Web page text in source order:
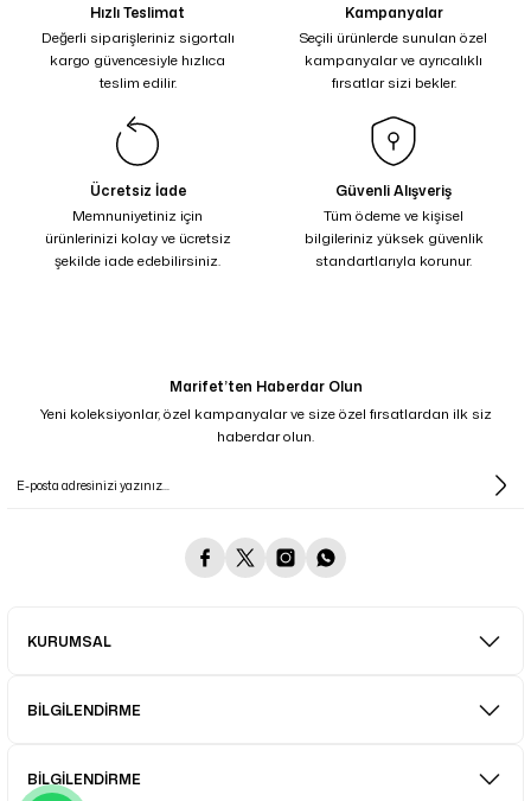
Hızlı Teslimat
Değerli siparişleriniz sigortalı
kargo güvencesiyle hızlıca
teslim edilir.
Kampanyalar
Seçili ürünlerde sunulan özel
kampanyalar ve ayrıcalıklı
fırsatlar sizi bekler.
Ücretsiz İade
Memnuniyetiniz için
ürünlerinizi kolay ve ücretsiz
şekilde iade edebilirsiniz.
Güvenli Alışveriş
Tüm ödeme ve kişisel
bilgileriniz yüksek güvenlik
standartlarıyla korunur.
Marifet’ten Haberdar Olun
Yeni koleksiyonlar, özel kampanyalar ve size özel fırsatlardan ilk siz
haberdar olun.
KURUMSAL
BİLGİLENDİRME
BİLGİLENDİRME